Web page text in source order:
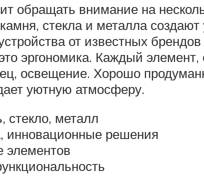
обращать внимание на
стекла и металла
от известных
эргономика. Каждый
освещение. Хорошо
уютную атмосферу.
стекло, металл
инновационные решения
элементов